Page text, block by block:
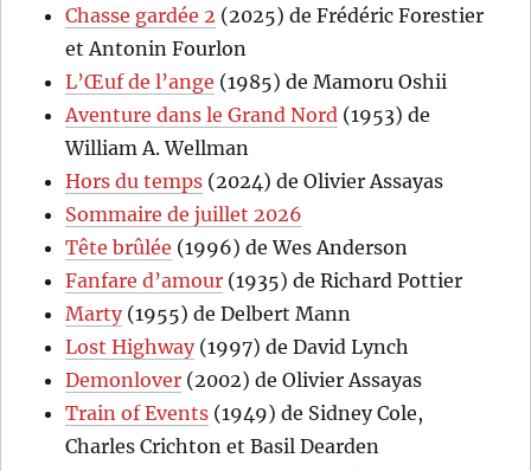
Chasse gardée 2 (2025) de Frédéric Forestier
et Antonin Fourlon
L’Œuf de l’ange (1985) de Mamoru Oshii
Aventure dans le Grand Nord (1953) de
William A. Wellman
Hors du temps (2024) de Olivier Assayas
Sommaire de juillet 2026
Tête brûlée (1996) de Wes Anderson
Fanfare d’amour (1935) de Richard Pottier
Marty(1955) de Delbert Mann
Lost Highway(1997) de David Lynch
Demonlover (2002) de Olivier Assayas
Train of Events (1949) de Sidney Cole,
Charles Crichton et Basil Dearden